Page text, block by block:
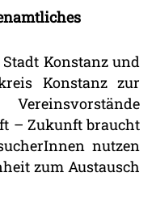
Konstanz und
Konstanz zur
– Zukunft braucht
nutzen
zum Austausch